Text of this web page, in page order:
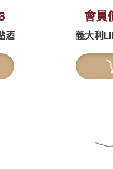
酒
會員
義大利